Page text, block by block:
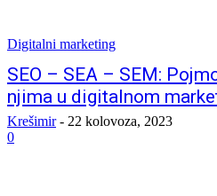
Digitalni marketing
SEO – SEA – SEM:
njima u digitalnom
Krešimir - 22 kolovoza, 2023
0